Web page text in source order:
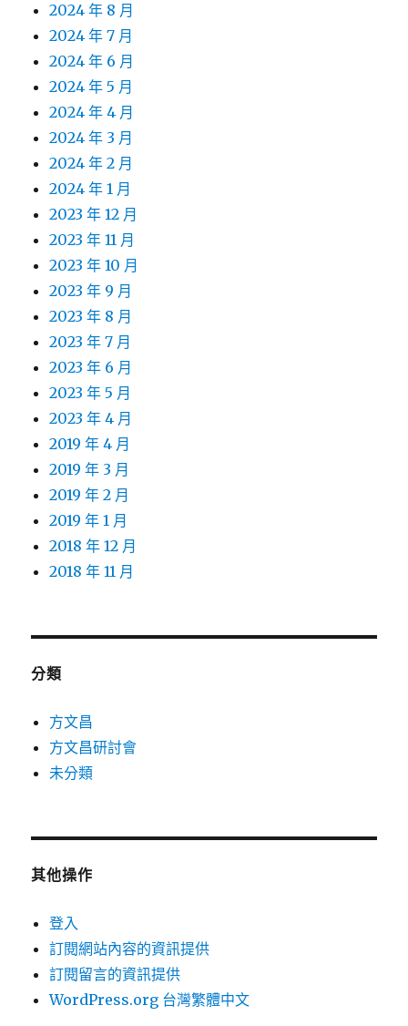
2024 年 8 月
2024 年 7 月
2024 年 6 月
2024 年 5 月
2024 年 4 月
2024 年 3 月
2024 年 2 月
2024 年 1 月
2023 年 12 月
2023 年 11 月
2023 年 10 月
2023 年 9 月
2023 年 8 月
2023 年 7 月
2023 年 6 月
2023 年 5 月
2023 年 4 月
2019 年 4 月
2019 年 3 月
2019 年 2 月
2019 年 1 月
2018 年 12 月
2018 年 11 月
分類
方文昌
方文昌研討會
未分類
其他操作
登入
訂閱網站內容的資訊提供
訂閱留言的資訊提供
WordPress.org 台灣繁體中文